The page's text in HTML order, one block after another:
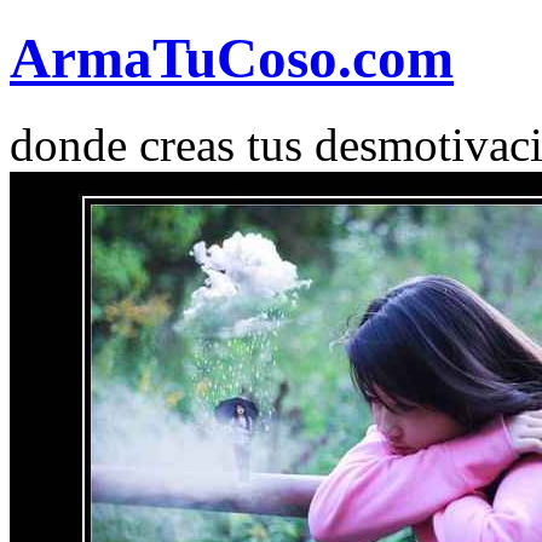
ArmaTuCoso.com
donde creas tus